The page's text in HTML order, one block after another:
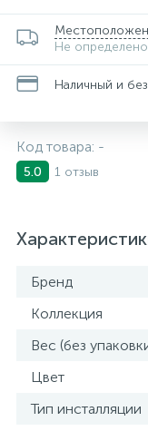
Не определено
Наличный и
Код товара: -
5.0 1 отзыв
Бренд
Коллекция
Вес (без
Цвет
Тип инсталляции